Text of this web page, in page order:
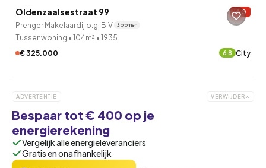
Oldenzaalsestraat 99 G
Prenger Makelaardij o.g. B.V. 3 bronnen
Tussenwoning • 104m² • 1935
€ 325.000
6.8 City
ADVERTENTIE VERWIJDER
Bespaar tot € 400 op je
energierekening
Vergelijk alle energieleveranciers
Gratis en onafhankelijk